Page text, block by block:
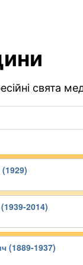
свята
2014)
(1889-1937)